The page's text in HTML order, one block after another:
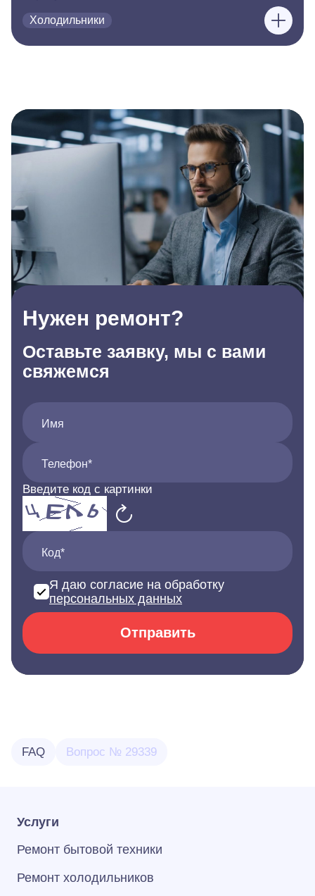
Холодильники
Нужен ремонт?
Оставьте заявку, мы с вами
свяжемся
Имя
Телефон*
Введите код с картинки
Код*
Я даю согласие на обработку
персональных данных
Отправить
FAQ Вопрос № 29339
Услуги
Ремонт бытовой техники
Ремонт холодильников